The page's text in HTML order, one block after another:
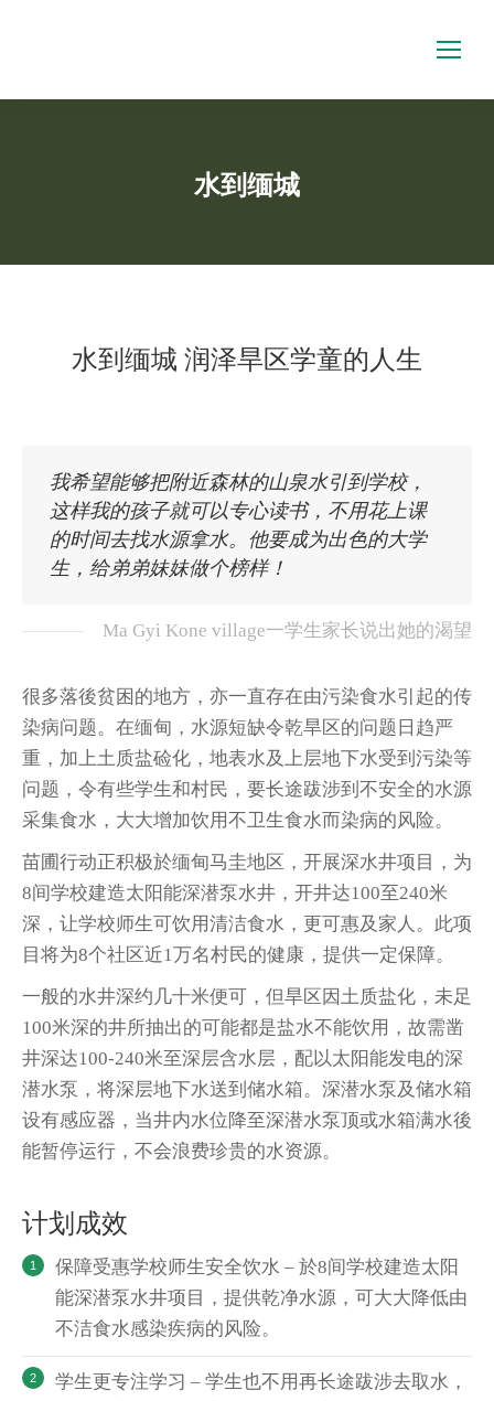
水到缅城
水到缅城 润泽旱区学童的人生
我希望能够把附近森林的山泉水引到学校，
这样我的孩子就可以专心读书，不用花上课
的时间去找水源拿水。他要成为出色的大学
生，给弟弟妹妹做个榜样！
Ma Gyi Kone village一学生家长说出她的渴望
很多落後贫困的地方，亦一直存在由污染食水引起的传
染病问题。在缅甸，水源短缺令乾旱区的问题日趋严
重，加上土质盐硷化，地表水及上层地下水受到污染等
问题，令有些学生和村民，要长途跋涉到不安全的水源
采集食水，大大增加饮用不卫生食水而染病的风险。
苗圃行动正积极於缅甸马圭地区，开展深水井项目，为
8间学校建造太阳能深潜泵水井，开井达100至240米
深，让学校师生可饮用清洁食水，更可惠及家人。此项
目将为8个社区近1万名村民的健康，提供一定保障。
一般的水井深约几十米便可，但旱区因土质盐化，未足
100米深的井所抽出的可能都是盐水不能饮用，故需凿
井深达100-240米至深层含水层，配以太阳能发电的深
潜水泵，将深层地下水送到储水箱。深潜水泵及储水箱
设有感应器，当井内水位降至深潜水泵顶或水箱满水後
能暂停运行，不会浪费珍贵的水资源。
计划成效
保障受惠学校师生安全饮水 – 於8间学校建造太阳
能深潜泵水井项目，提供乾净水源，可大大降低由
不洁食水感染疾病的风险。
学生更专注学习 – 学生也不用再长途跋涉去取水，